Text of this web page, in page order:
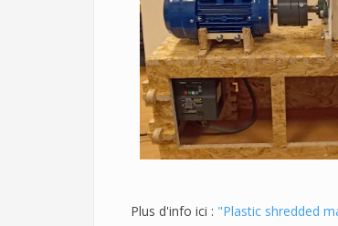
Plus d'info ici : "Plastic shredded